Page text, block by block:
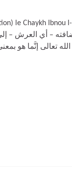
le Chaykh Ibnou
الله تعالى إنَّما هو